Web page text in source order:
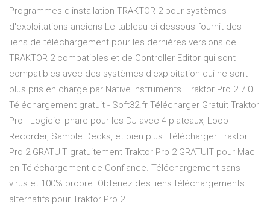
Programmes d'installation TRAKTOR 2 pour systèmes
d'exploitations anciens Le tableau ci-dessous fournit des
liens de téléchargement pour les dernières versions de
TRAKTOR 2 compatibles et de Controller Editor qui sont
compatibles avec des systèmes d'exploitation qui ne sont
plus pris en charge par Native Instruments. Traktor Pro 2.7.0
Téléchargement gratuit - Soft32.fr Télécharger Gratuit Traktor
Pro - Logiciel phare pour les DJ avec 4 plateaux, Loop
Recorder, Sample Decks, et bien plus. Télécharger Traktor
Pro 2 GRATUIT gratuitement Traktor Pro 2 GRATUIT pour Mac
en Téléchargement de Confiance. Téléchargement sans
virus et 100% propre. Obtenez des liens téléchargements
alternatifs pour Traktor Pro 2.